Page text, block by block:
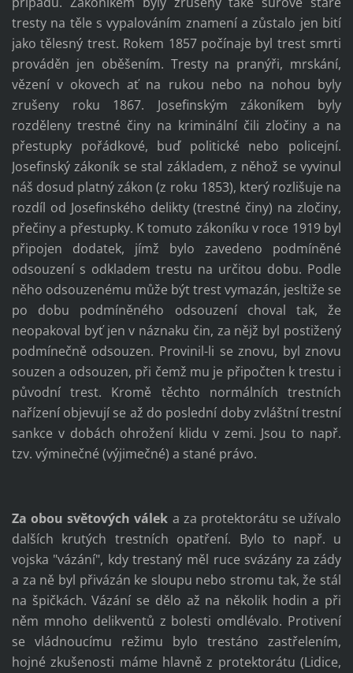
tresty na těle s vypalováním znamení a zůstalo jen bití
jako tělesný trest. Rokem 1857 počínaje byl trest smrti
prováděn jen oběšením. Tresty na pranýři, mrskání,
vězení v okovech ať na rukou nebo na nohou byly
zrušeny roku 1867. Josefinským zákoníkem byly
rozděleny trestné činy na kriminální čili zločiny a na
přestupky pořádkové, buď politické nebo policejní.
Josefinský zákoník se stal základem, z něhož se vyvinul
náš dosud platný zákon (z roku 1853), který rozlišuje na
rozdíl od Josefinského delikty (trestné činy) na zločiny,
přečiny a přestupky. K tomuto zákoníku v roce 1919 byl
připojen dodatek, jímž bylo zavedeno podmíněné
odsouzení s odkladem trestu na určitou dobu. Podle
něho odsouzenému může být trest vymazán, jesltiže se
po dobu podmíněného odsouzení choval tak, že
neopakoval byť jen v náznaku čin, za nějž byl postižený
podmínečně odsouzen. Provinil-li se znovu, byl znovu
souzen a odsouzen, při čemž mu je připočten k trestu i
původní trest. Kromě těchto normálních trestních
nařízení objevují se až do poslední doby zvláštní trestní
sankce v dobách ohrožení klidu v zemi. Jsou to např.
tzv. výminečné (výjimečné) a stané právo.
Za obou světových válek a za protektorátu se užívalo
dalších krutých trestních opatření. Bylo to např. u
vojska "vázání", kdy trestaný měl ruce svázány za zády
a za ně byl přivázán ke sloupu nebo stromu tak, že stál
na špičkách. Vázání se dělo až na několik hodin a při
něm mnoho delikventů z bolesti omdlévalo. Protivení
se vládnoucímu režimu bylo trestáno zastřelením,
hojné zkušenosti máme hlavně z protektorátu (Lidice,